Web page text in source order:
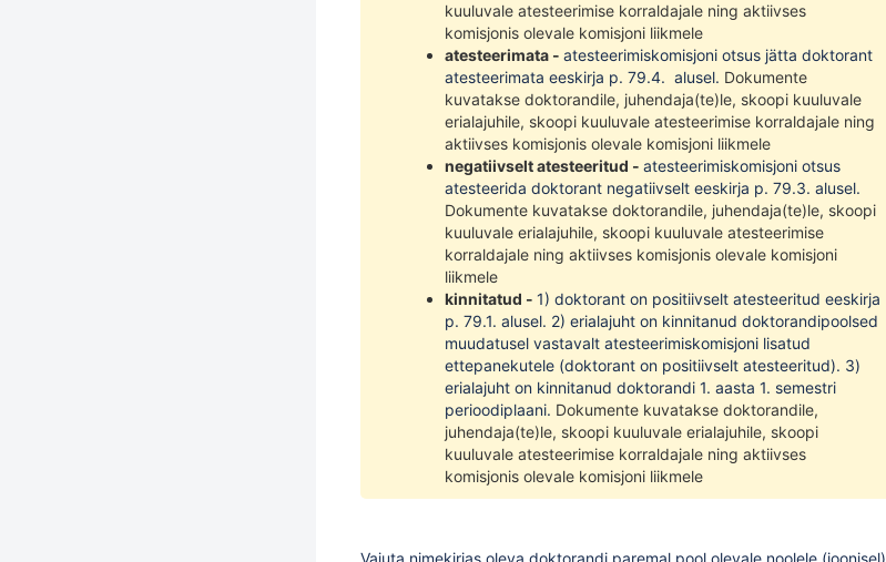
kuuluvale atesteerimise korraldajale ning aktiivses
komisjonis olevale komisjoni liikmele
atesteerimata - atesteerimiskomisjoni otsus jätta doktorant
atesteerimata eeskirja p. 79.4. alusel. Dokumente
kuvatakse doktorandile, juhendaja(te)le, skoopi kuuluvale
erialajuhile, skoopi kuuluvale atesteerimise korraldajale ning
aktiivses komisjonis olevale komisjoni liikmele
negatiivselt atesteeritud - atesteerimiskomisjoni otsus
atesteerida doktorant negatiivselt eeskirja p. 79.3. alusel.
Dokumente kuvatakse doktorandile, juhendaja(te)le, skoopi
kuuluvale erialajuhile, skoopi kuuluvale atesteerimise
korraldajale ning aktiivses komisjonis olevale komisjoni
liikmele
kinnitatud - 1) doktorant on positiivselt atesteeritud eeskirja
p. 79.1. alusel. 2) erialajuht on kinnitanud doktorandipoolsed
muudatusel vastavalt atesteerimiskomisjoni lisatud
ettepanekutele (doktorant on positiivselt atesteeritud). 3)
erialajuht on kinnitanud doktorandi 1. aasta 1. semestri
perioodiplaani. Dokumente kuvatakse doktorandile,
juhendaja(te)le, skoopi kuuluvale erialajuhile, skoopi
kuuluvale atesteerimise korraldajale ning aktiivses
komisjonis olevale komisjoni liikmele
Vajuta nimekirjas oleva doktorandi paremal pool olevale noolele (joonisel).